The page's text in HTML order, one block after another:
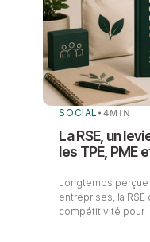
SOCIAL • 4MIN
La RSE, un
les TPE, PME
Longtemps
entreprises, la
compétitivité pour